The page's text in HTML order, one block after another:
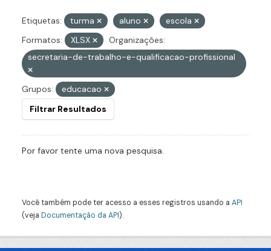
Etiquetas: turma aluno
escola
Formatos:
XLSX
Organizações:
secretaria-de-trabalho-e-qualificacao-profissional
Grupos:
educacao
Filtrar Resultados
Por favor tente uma nova pesquisa.
Você também pode ter acesso a esses registros usando a API
(veja Documentação da API).